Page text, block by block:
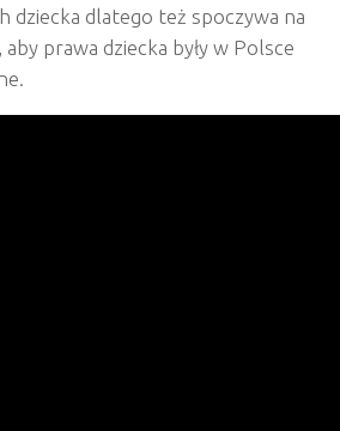
dziecka dlatego też spoczywa na
prawa dziecka były w Polsce